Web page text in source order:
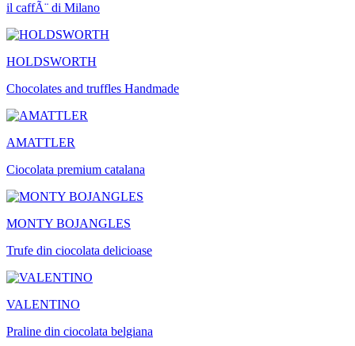
il caffÃ¨ di Milano
HOLDSWORTH
Chocolates and truffles Handmade
AMATTLER
Ciocolata premium catalana
MONTY BOJANGLES
Trufe din ciocolata delicioase
VALENTINO
Praline din ciocolata belgiana